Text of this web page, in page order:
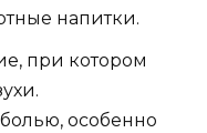
напитки.
при котором
особенно